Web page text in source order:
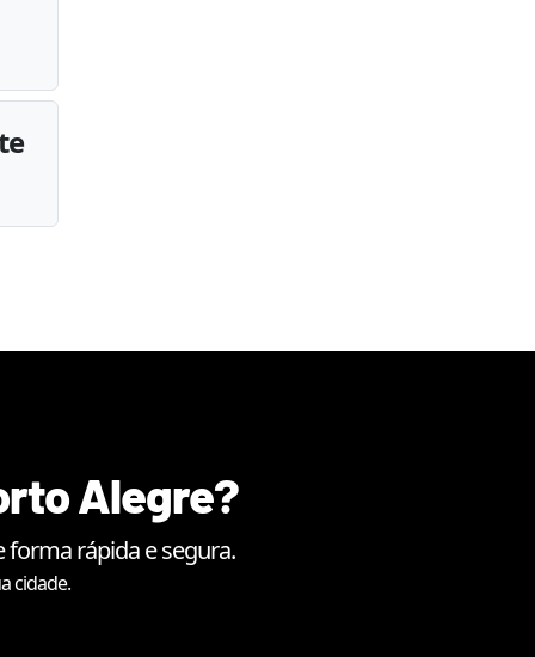
Alegre?
forma rápida e segura.
cidade.